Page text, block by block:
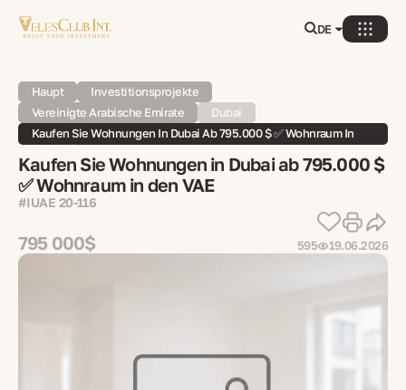
DE
Haupt
Investitionsprojekte
Vereinigte Arabische Emirate
Dubai
Kaufen Sie Wohnungen In Dubai Ab 795.000 $ ✅ Wohnraum In
Den VAE
Kaufen Sie Wohnungen in Dubai ab 795.000 $
✅ Wohnraum in den VAE
#IUAE 20-116
795 000$ 595 19.06.2026